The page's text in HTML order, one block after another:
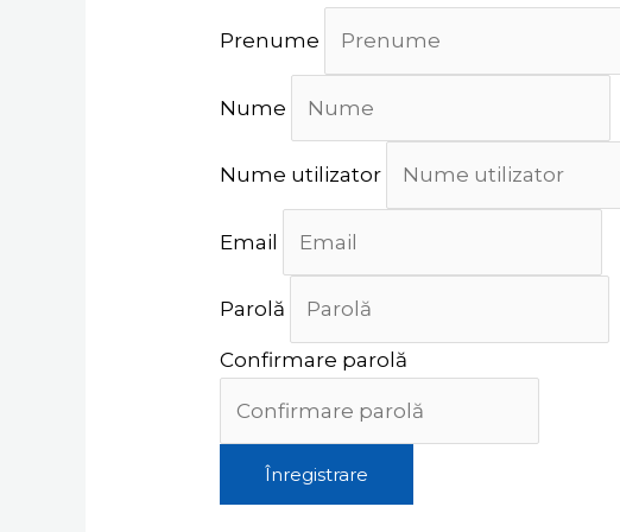
Prenume
Nume
Nume utilizator
Email
Parolă
Confirmare parolă
Înregistrare